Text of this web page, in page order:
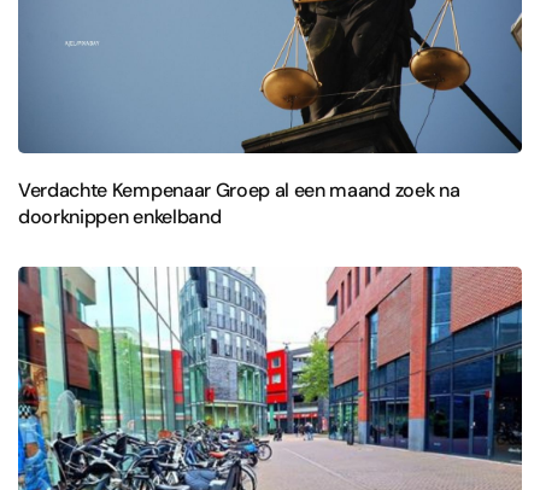
Verdachte Kempenaar Groep al een maand zoek na
doorknippen enkelband